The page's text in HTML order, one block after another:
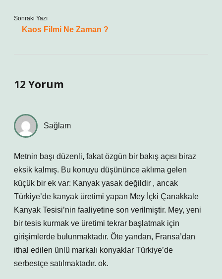
Sonraki Yazı
Kaos Filmi Ne Zaman ?
12 Yorum
Sağlam
Metnin başı düzenli, fakat özgün bir bakış açısı biraz
eksik kalmış. Bu konuyu düşününce aklıma gelen
küçük bir ek var: Kanyak yasak değildir , ancak
Türkiye’de kanyak üretimi yapan Mey İçki Çanakkale
Kanyak Tesisi’nin faaliyetine son verilmiştir. Mey, yeni
bir tesis kurmak ve üretimi tekrar başlatmak için
girişimlerde bulunmaktadır. Öte yandan, Fransa’dan
ithal edilen ünlü markalı konyaklar Türkiye’de
serbestçe satılmaktadır. ok.